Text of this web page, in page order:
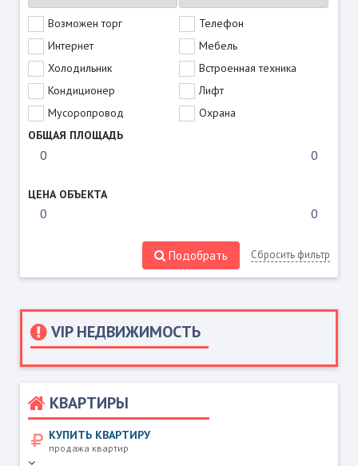
VIP НЕДВИЖИМОСТЬ
КВАРТИРЫ
КУПИТЬ КВАРТИРУ
продажа квартир
Возможен торг
Телефон
Интернет
Мебель
Холодильник
Встроенная техника
Кондиционер
Лифт
Мусоропровод
Охрана
ОБЩАЯ ПЛОЩАДЬ
ЦЕНА ОБЪЕКТА
Подобрать Сбросить фильтр